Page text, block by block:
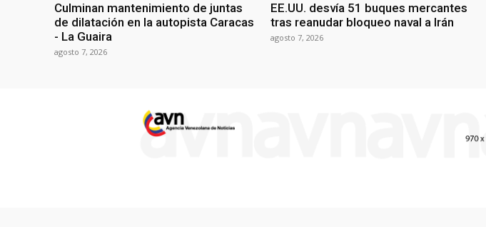
Culminan mantenimiento de juntas
de dilatación en la autopista Caracas
- La Guaira
agosto 7, 2026
EE.UU. desvía 51 buques mercantes
tras reanudar bloqueo naval a Irán
agosto 7, 2026